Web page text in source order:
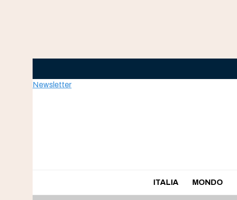
Newsletter
ITALIA MONDO